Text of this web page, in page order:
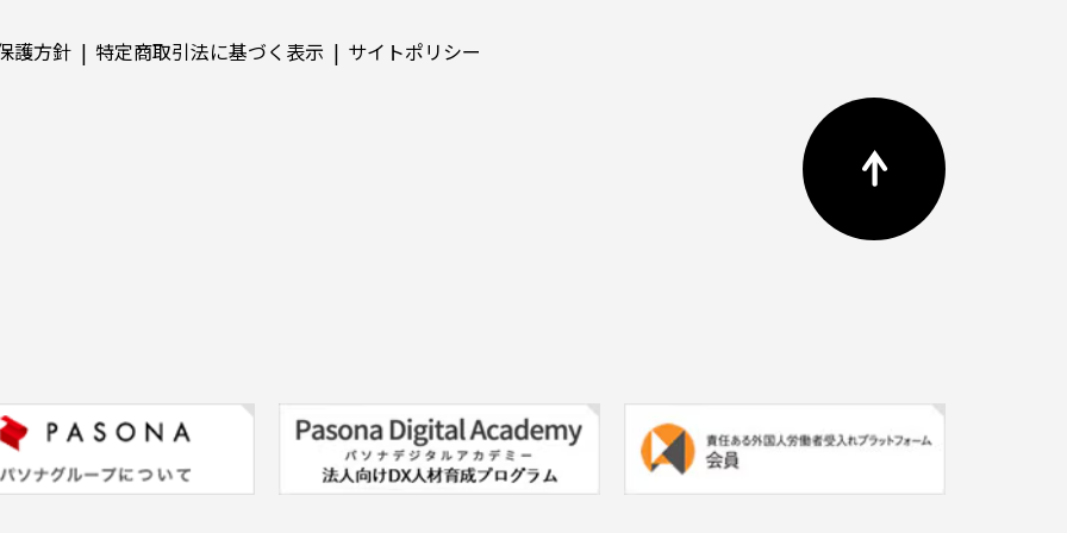
護方針 特定商取引法に基づく表示 サイトポリシー